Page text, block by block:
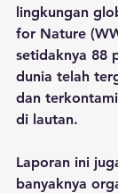
lingkungan
for Nature
setidaknya 88
dunia telah
dan
di lautan.
Laporan ini
banyaknya